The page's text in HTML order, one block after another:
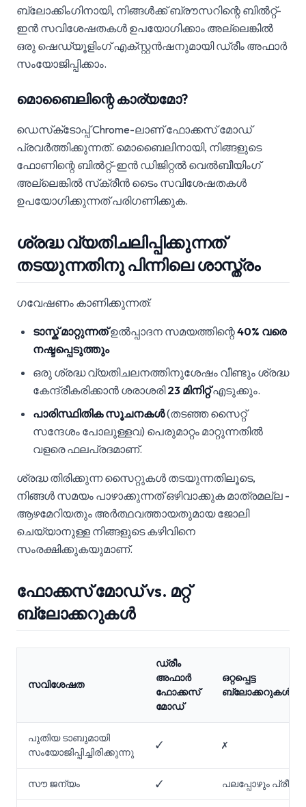
ബ്ലോക്കിംഗിനായി, നിങ്ങൾക്ക് ബ്രൗസറിന്റെ ബിൽറ്റ്-
ഇൻ സവിശേഷതകൾ ഉപയോഗിക്കാം അല്ലെങ്കിൽ
ഒരു ഷെഡ്യൂളിംഗ് എക്സ്റ്റൻഷനുമായി ഡ്രീം അഫാർ
സംയോജിപ്പിക്കാം.
മൊബൈലിന്റെ കാര്യമോ?
ഡെസ്‌ക്‌ടോപ്പ് Chrome-ലാണ് ഫോക്കസ് മോഡ്
പ്രവർത്തിക്കുന്നത്. മൊബൈലിനായി, നിങ്ങളുടെ
ഫോണിന്റെ ബിൽറ്റ്-ഇൻ ഡിജിറ്റൽ വെൽബീയിംഗ്
അല്ലെങ്കിൽ സ്‌ക്രീൻ ടൈം സവിശേഷതകൾ
ഉപയോഗിക്കുന്നത് പരിഗണിക്കുക.
ശ്രദ്ധ വ്യതിചലിപ്പിക്കുന്നത്
തടയുന്നതിനു പിന്നിലെ ശാസ്ത്രം
ഗവേഷണം കാണിക്കുന്നത്:
ടാസ്ക് മാറ്റുന്നത്ഉൽപ്പാദന സമയത്തിന്റെ40% വരെ
നഷ്ടപ്പെടുത്തും
ഒരു ശ്രദ്ധ വ്യതിചലനത്തിനുശേഷം വീണ്ടും ശ്രദ്ധ
കേന്ദ്രീകരിക്കാൻ ശരാശരി23 മിനിറ്റ്എടുക്കും.
പാരിസ്ഥിതിക സൂചനകൾ(തടഞ്ഞ സൈറ്റ്
സന്ദേശം പോലുള്ളവ) പെരുമാറ്റം മാറ്റുന്നതിൽ
വളരെ ഫലപ്രദമാണ്.
ശ്രദ്ധ തിരിക്കുന്ന സൈറ്റുകൾ തടയുന്നതിലൂടെ,
നിങ്ങൾ സമയം പാഴാക്കുന്നത് ഒഴിവാക്കുക മാത്രമല്ല -
ആഴമേറിയതും അർത്ഥവത്തായതുമായ ജോലി
ചെയ്യാനുള്ള നിങ്ങളുടെ കഴിവിനെ
സംരക്ഷിക്കുകയുമാണ്.
ഫോക്കസ് മോഡ് vs. മറ്റ്
ബ്ലോക്കറുകൾ
സവിശേഷത
ഡ്രീം
അഫാർ
ഫോക്കസ്
മോഡ്
ഒറ്റപ്പെട്ട
ബ്ലോക്കറുകൾ
പുതിയ ടാബുമായി
സംയോജിപ്പിച്ചിരിക്കുന്നു
✓ ✗
സൗ ജന്യം ✓ പലപ്പോഴും